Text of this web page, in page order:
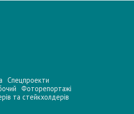
УРЯД ВАКЦИНАЦІЯ
УЗБЕРЕЖЖЯ
Спецпроекти
Фоторепортажі
та стейкхолдерiв